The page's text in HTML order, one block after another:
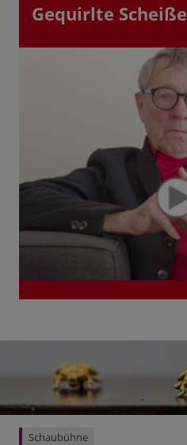
Gequirlte Scheiße
Schaubühne